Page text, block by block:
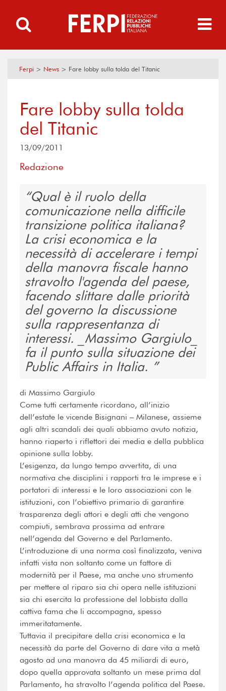
Ferpi > News > Fare lobby sulla tolda del Titanic
Fare lobby sulla tolda
del Titanic
13/09/2011
Redazione
Qual è il ruolo della
comunicazione nella difficile
transizione politica italiana?
La crisi economica e la
necessità di accelerare i tempi
della manovra fiscale hanno
stravolto l'agenda del paese,
facendo slittare dalle priorità
del governo la discussione
sulla rappresentanza di
interessi. _Massimo Gargiulo_
fa il punto sulla situazione dei
Public Affairs in Italia.
di Massimo Gargiulo
Come tutti certamente ricordano, all’inizio
dell’estate le vicende Bisignani – Milanese, assieme
agli altri scandali dei quali abbiamo avuto notizia,
hanno riaperto i riflettori dei media e della pubblica
opinione sulla lobby.
L’esigenza, da lungo tempo avvertita, di una
normativa che disciplini i rapporti tra le imprese e i
portatori di interessi e le loro associazioni con le
istituzioni, con l’obiettivo primario di garantire
trasparenza degli attori e degli atti che vengono
compiuti, sembrava prossima ad entrare
nell’agenda del Governo e del Parlamento.
L’introduzione di una norma così finalizzata, veniva
infatti vista non soltanto come un fattore di
modernità per il Paese, ma anche uno strumento
per mettere al riparo sia chi opera nelle istituzioni
sia chi esercita la professione del lobbista dalla
cattiva fama che li accompagna, spesso
immeritatamente.
Tuttavia il precipitare della crisi economica e la
necessità da parte del Governo di dare vita a metà
agosto ad una manovra da 45 miliardi di euro,
dopo quella approvata soltanto un mese prima dal
Parlamento, ha stravolto l’agenda politica del Paese.